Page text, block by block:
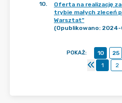
10.
Oferta na realizację
trybie małych zleceń
Warsztat"
(Opublikowano: 2024-
POKAŻ: 10 25
1
2